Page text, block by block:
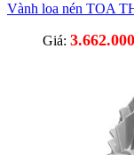
Vành loa nén TOA
Giá: